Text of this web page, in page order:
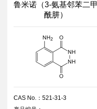
鲁米诺（3-氨基邻苯二甲
酰肼）
CAS No.：521-31-3